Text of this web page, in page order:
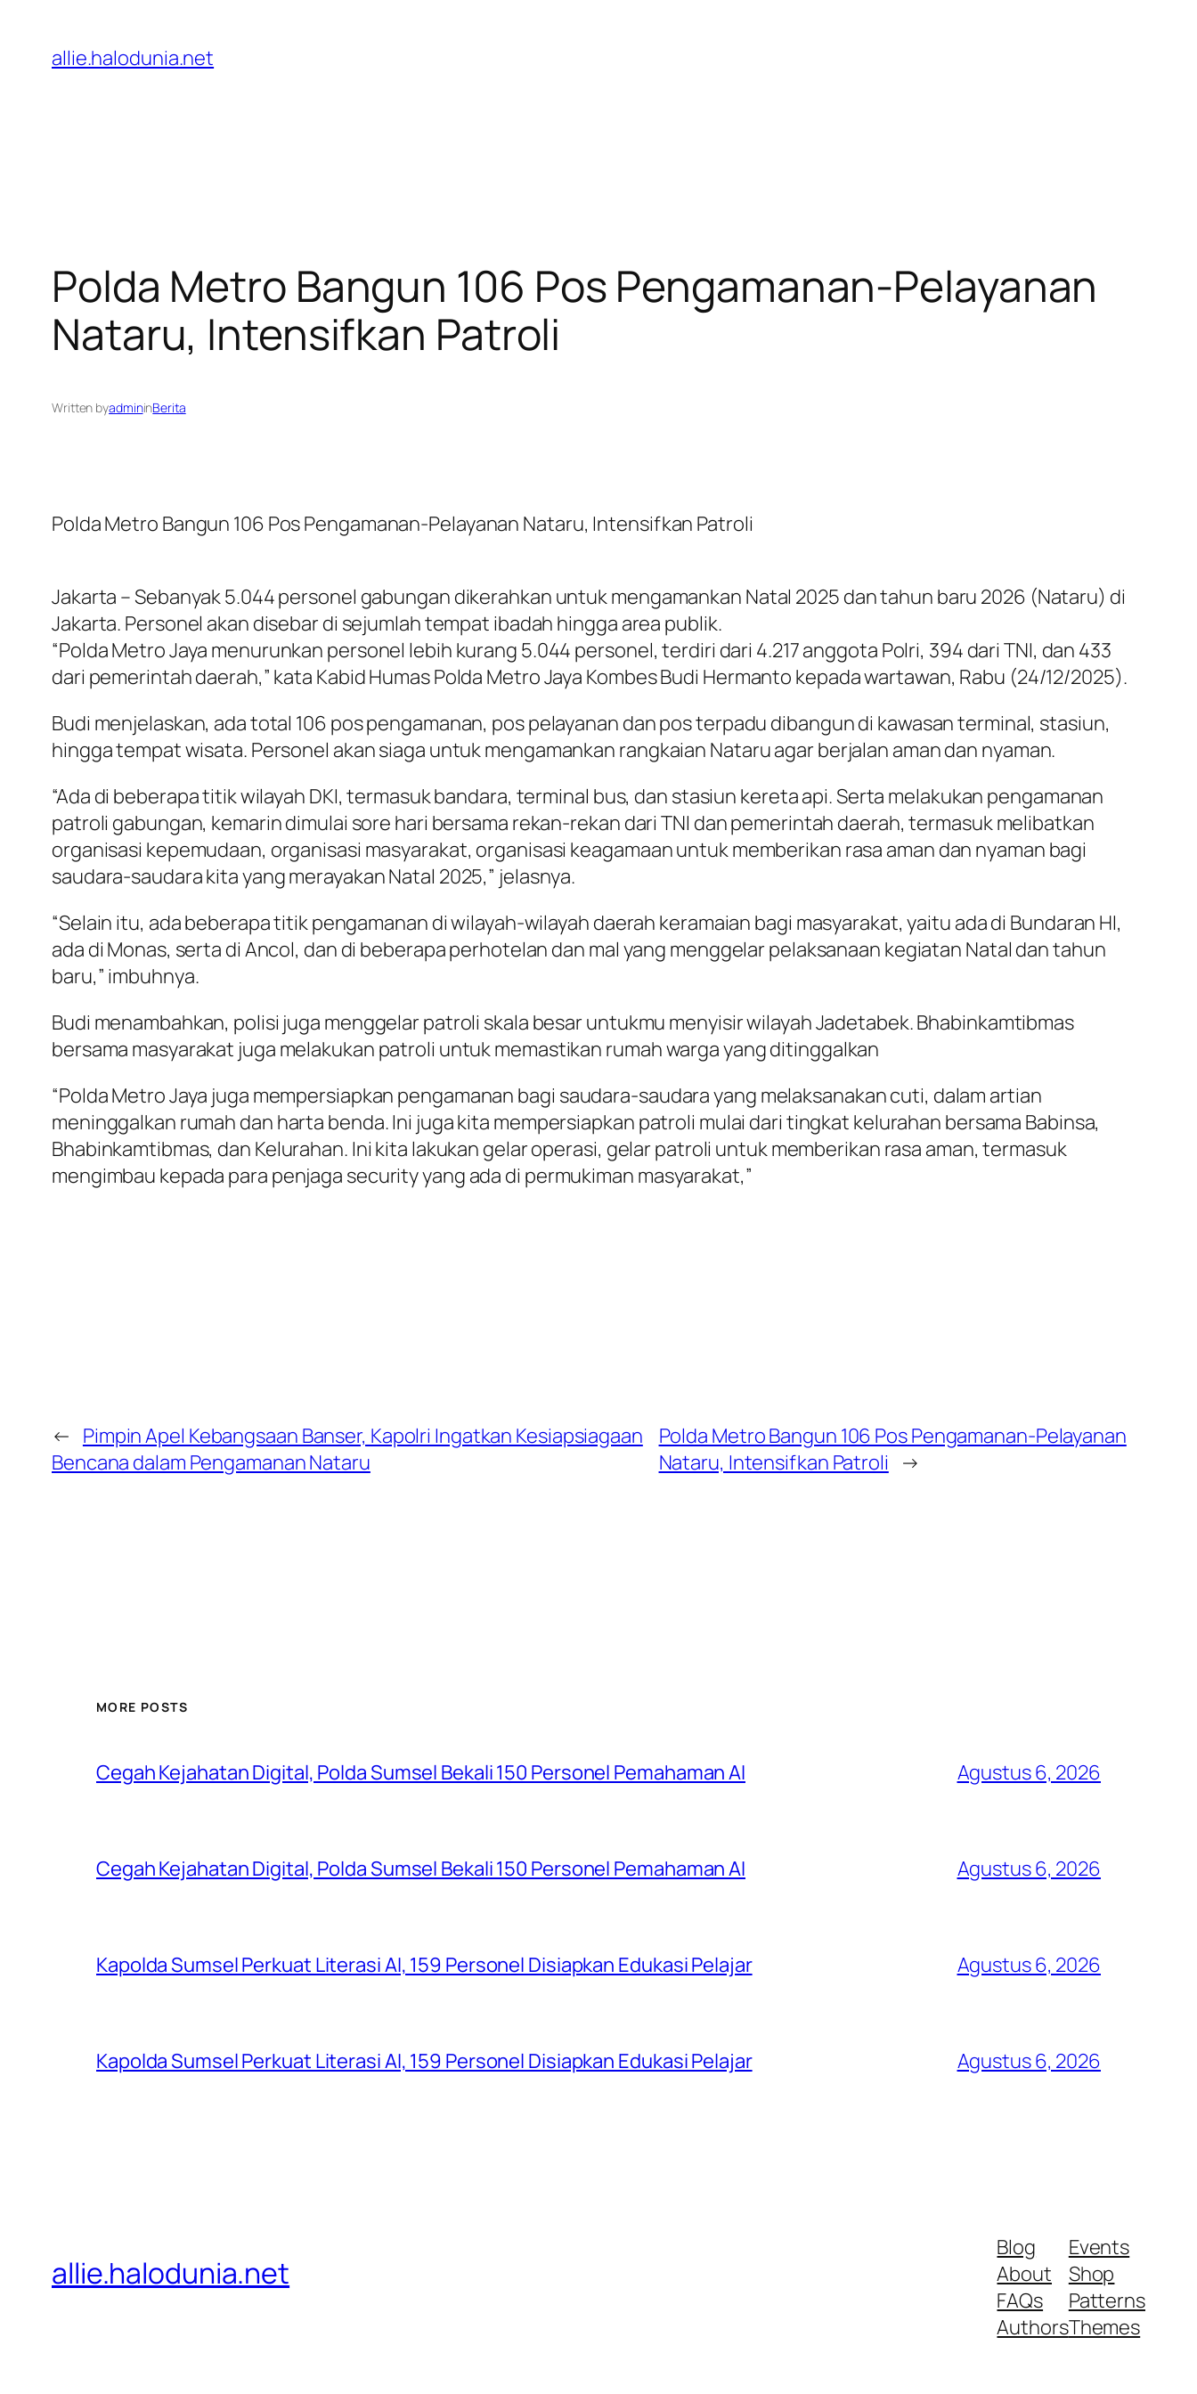
konten
allie.halodunia.net
Polda Metro Bangun 106 Pos Pengamanan-Pelayanan
Nataru, Intensifkan Patroli
Written byadmininBerita
Polda Metro Bangun 106 Pos Pengamanan-Pelayanan Nataru, Intensifkan Patroli
Jakarta – Sebanyak 5.044 personel gabungan dikerahkan untuk mengamankan Natal 2025 dan tahun baru 2026 (Nataru) di
Jakarta. Personel akan disebar di sejumlah tempat ibadah hingga area publik.
“Polda Metro Jaya menurunkan personel lebih kurang 5.044 personel, terdiri dari 4.217 anggota Polri, 394 dari TNI, dan 433
dari pemerintah daerah,” kata Kabid Humas Polda Metro Jaya Kombes Budi Hermanto kepada wartawan, Rabu (24/12/2025).
Budi menjelaskan, ada total 106 pos pengamanan, pos pelayanan dan pos terpadu dibangun di kawasan terminal, stasiun,
hingga tempat wisata. Personel akan siaga untuk mengamankan rangkaian Nataru agar berjalan aman dan nyaman.
“Ada di beberapa titik wilayah DKI, termasuk bandara, terminal bus, dan stasiun kereta api. Serta melakukan pengamanan
patroli gabungan, kemarin dimulai sore hari bersama rekan-rekan dari TNI dan pemerintah daerah, termasuk melibatkan
organisasi kepemudaan, organisasi masyarakat, organisasi keagamaan untuk memberikan rasa aman dan nyaman bagi
saudara-saudara kita yang merayakan Natal 2025,” jelasnya.
“Selain itu, ada beberapa titik pengamanan di wilayah-wilayah daerah keramaian bagi masyarakat, yaitu ada di Bundaran HI,
ada di Monas, serta di Ancol, dan di beberapa perhotelan dan mal yang menggelar pelaksanaan kegiatan Natal dan tahun
baru,” imbuhnya.
Budi menambahkan, polisi juga menggelar patroli skala besar untukmu menyisir wilayah Jadetabek. Bhabinkamtibmas
bersama masyarakat juga melakukan patroli untuk memastikan rumah warga yang ditinggalkan
“Polda Metro Jaya juga mempersiapkan pengamanan bagi saudara-saudara yang melaksanakan cuti, dalam artian
meninggalkan rumah dan harta benda. Ini juga kita mempersiapkan patroli mulai dari tingkat kelurahan bersama Babinsa,
Bhabinkamtibmas, dan Kelurahan. Ini kita lakukan gelar operasi, gelar patroli untuk memberikan rasa aman, termasuk
mengimbau kepada para penjaga security yang ada di permukiman masyarakat,”
← Pimpin Apel Kebangsaan Banser, Kapolri Ingatkan Kesiapsiagaan
Bencana dalam Pengamanan Nataru
Polda Metro Bangun 106 Pos Pengamanan-Pelayanan
Nataru, Intensifkan Patroli →
MORE POSTS
Cegah Kejahatan Digital, Polda Sumsel Bekali 150 Personel Pemahaman AI Agustus 6, 2026
Cegah Kejahatan Digital, Polda Sumsel Bekali 150 Personel Pemahaman AI Agustus 6, 2026
Kapolda Sumsel Perkuat Literasi AI, 159 Personel Disiapkan Edukasi Pelajar Agustus 6, 2026
Kapolda Sumsel Perkuat Literasi AI, 159 Personel Disiapkan Edukasi Pelajar Agustus 6, 2026
allie.halodunia.net
Blog
About
FAQs
Authors
Events
Shop
Patterns
Themes